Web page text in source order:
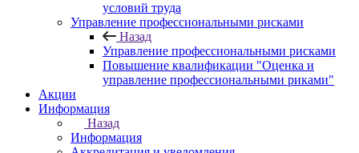
условий труда
Управление профессиональными рисками
Назад
Управление профессиональными рисками
Повышение квалификации "Оценка и
управление профессиональными риками"
Акции
Информация
Назад
Информация